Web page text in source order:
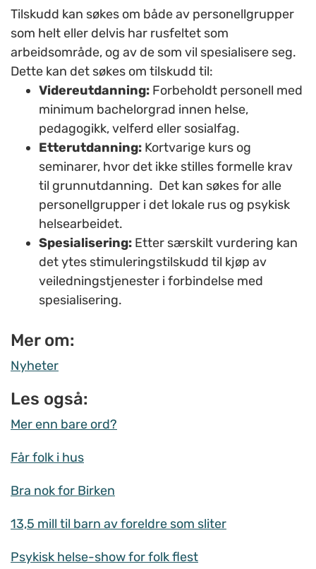
Tilskudd kan søkes om både av personellgrupper
som helt eller delvis har rusfeltet som
arbeidsområde, og av de som vil spesialisere seg.
Dette kan det søkes om tilskudd til:
Videreutdanning: Forbeholdt personell med
minimum bachelorgrad innen helse,
pedagogikk, velferd eller sosialfag.
Etterutdanning: Kortvarige kurs og
seminarer, hvor det ikke stilles formelle krav
til grunnutdanning. Det kan søkes for alle
personellgrupper i det lokale rus og psykisk
helsearbeidet.
Spesialisering: Etter særskilt vurdering kan
det ytes stimuleringstilskudd til kjøp av
veiledningstjenester i forbindelse med
spesialisering.
Mer om:
Nyheter
Les også:
Mer enn bare ord?
Får folk i hus
Bra nok for Birken
13,5 mill til barn av foreldre som sliter
Psykisk helse-show for folk flest